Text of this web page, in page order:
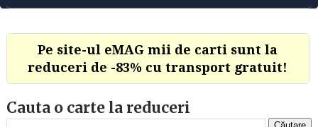
Pe site-ul eMAG mii de carti sunt la
reduceri de -83% cu transport gratuit!
Cauta o carte la reduceri